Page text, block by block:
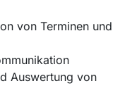
von Terminen und
Auswertung von